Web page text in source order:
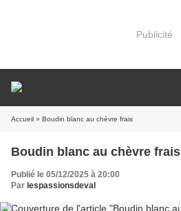
Publicité
Accueil » Boudin blanc au chèvre frais
Boudin blanc au chèvre frais
Publié le 05/12/2025 à 20:00
Par lespassionsdeval